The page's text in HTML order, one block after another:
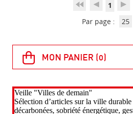
1
Par page :
25